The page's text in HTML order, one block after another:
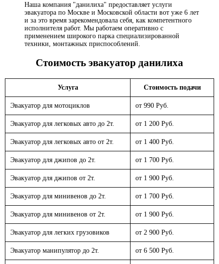
Наша компания "данилиха" предоставляет услуги
эвакуатора по Москве и Московской области вот уже 6 лет
и за это время зарекомендовала себя, как компетентного
исполнителя работ. Мы работаем оперативно с
применением широкого парка специализированной
техники, монтажных приспособлений.
Стоимость эвакуатор данилиха
Услуга Стоимость подачи
Эвакуатор для мотоциклов от 990 Руб.
Эвакуатор для легковых авто до 2т. от 1 200 Руб.
Эвакуатор для легковых авто от 2т. от 1 400 Руб.
Эвакуатор для джипов до 2т. от 1 700 Руб.
Эвакуатор для джипов от 2т. от 1 900 Руб.
Эвакуатор для минивенов до 2т. от 1 700 Руб.
Эвакуатор для минивенов от 2т. от 1 900 Руб.
Эвакуатор для легких грузовиков от 2 900 Руб.
Эвакуатор манипулятор до 2т. от 6 500 Руб.